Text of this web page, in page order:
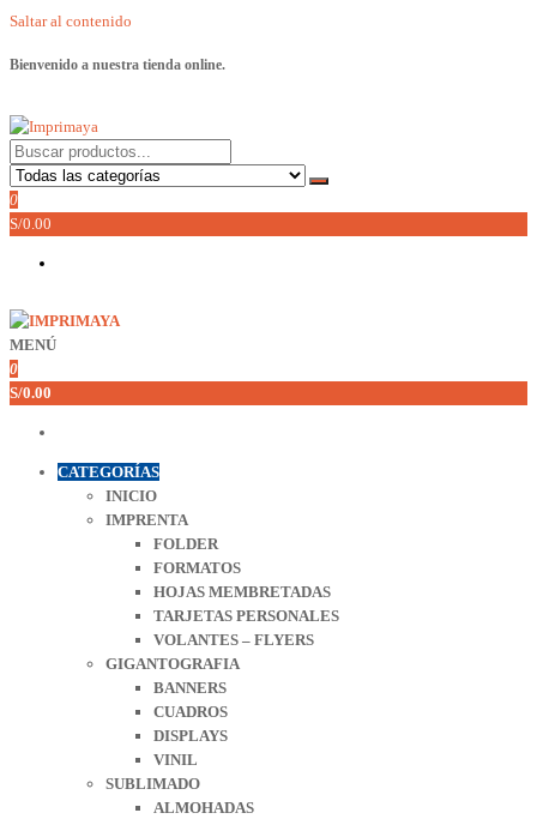
Saltar al contenido
Bienvenido a nuestra tienda online.
Imprimaya
Lo tenemos todo!
0
S/0.00
Imprimaya
Lo tenemos todo!
MENÚ
0
S/0.00
CATEGORÍAS
INICIO
IMPRENTA
FOLDER
FORMATOS
HOJAS MEMBRETADAS
TARJETAS PERSONALES
VOLANTES – FLYERS
GIGANTOGRAFIA
BANNERS
CUADROS
DISPLAYS
VINIL
SUBLIMADO
ALMOHADAS